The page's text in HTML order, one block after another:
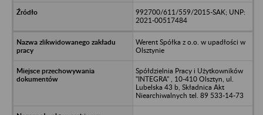
992700/611/559/2015-SAK; UNP:
2021-00517484
Werent Spółka z o.o. w upadłości w
Olsztynie
Spółdzielnia Pracy i Użytkowników
"INTEGRA" , 10-410 Olsztyn, ul.
Lubelska 43 b, Składnica Akt
Niearchiwalnych tel. 89 533-14-73